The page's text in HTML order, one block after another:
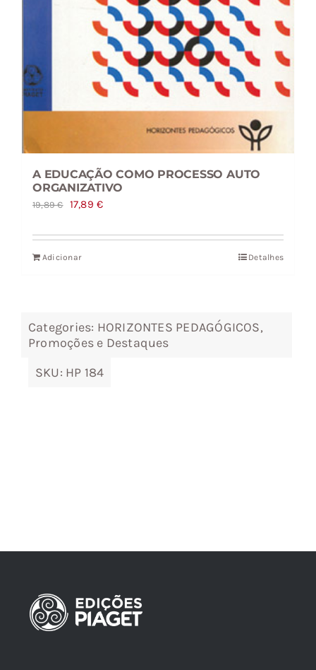
A EDUCAÇÃO COMO PROCESSO AUTO
ORGANIZATIVO
19,89€
O
original
era:
17,89€O
atual
Adicionar Detalhes
Categories: HORIZONTES PEDAGÓGICOS,
Promoções e Destaques
SKU: HP 184